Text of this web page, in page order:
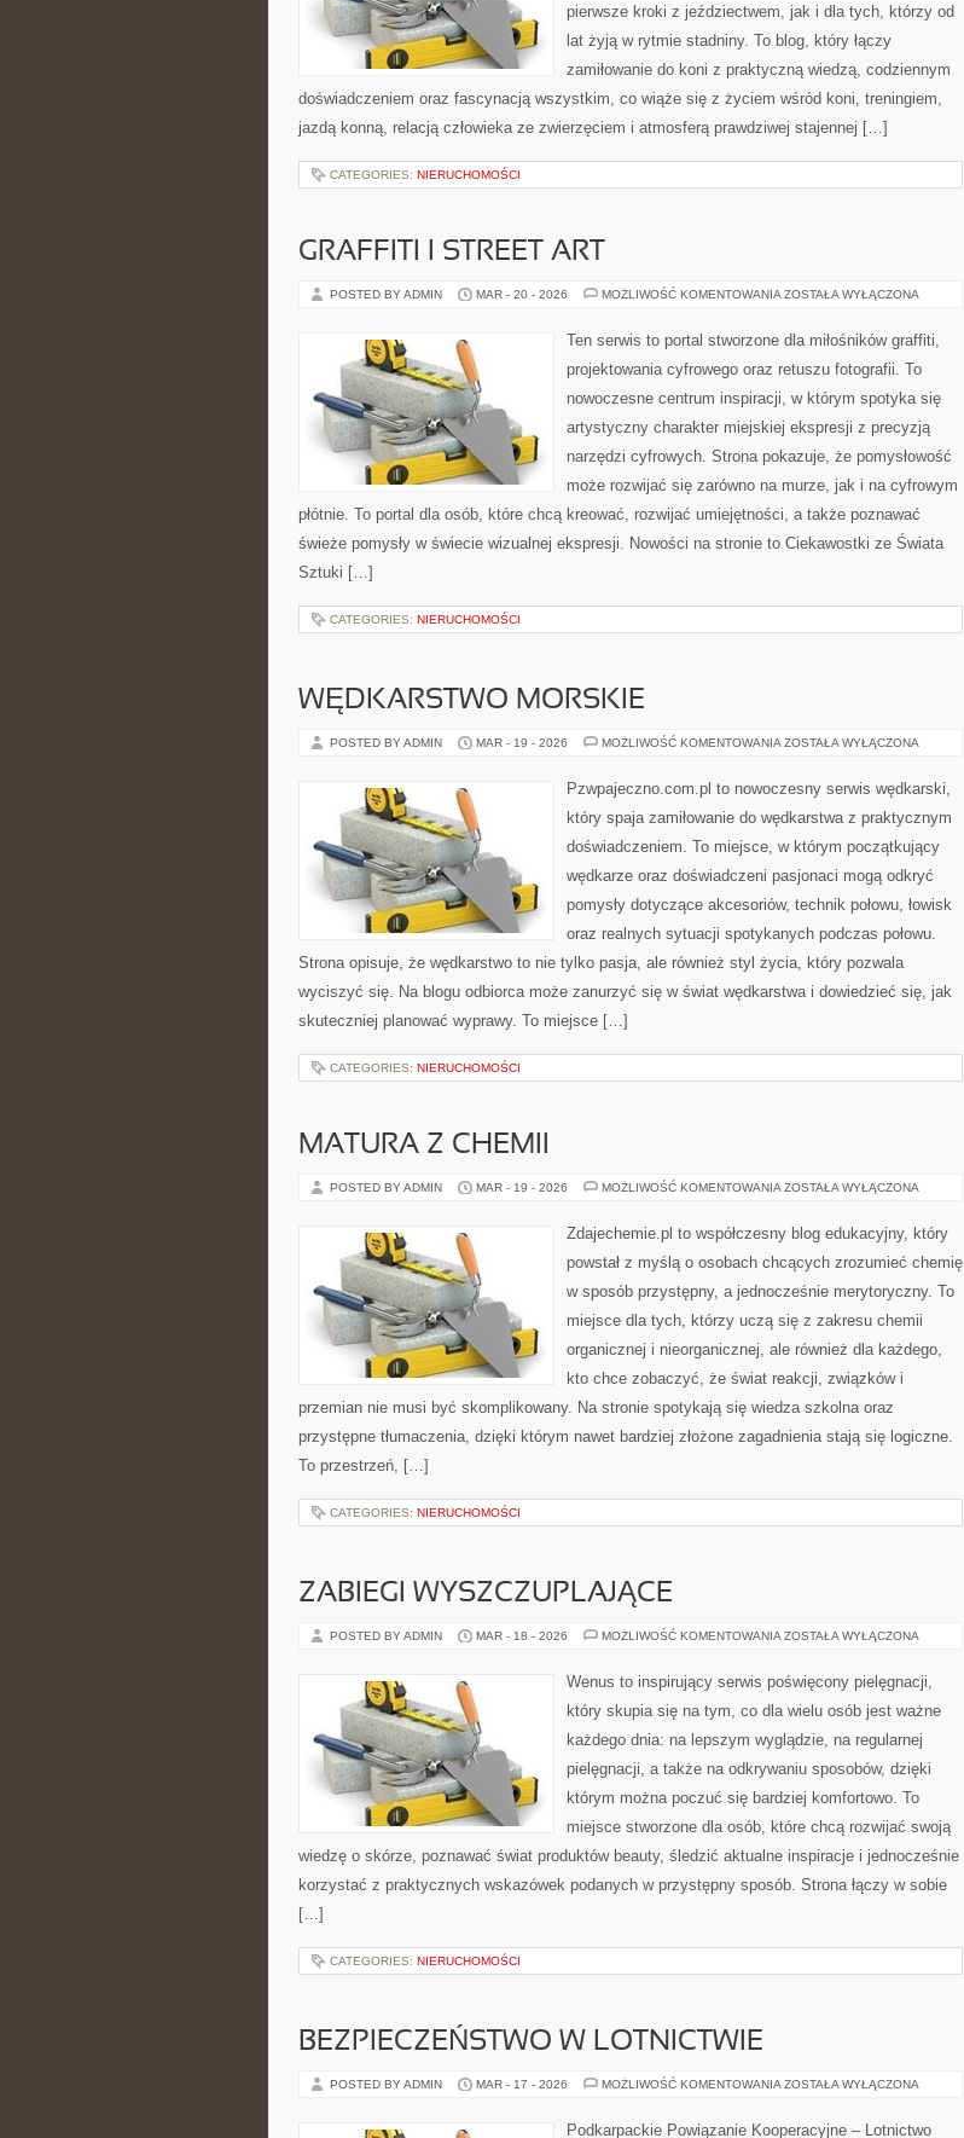
pierwsze kroki z jeździectwem, jak i dla tych, którzy od
lat żyją w rytmie stadniny. To blog, który łączy
zamiłowanie do koni z praktyczną wiedzą, codziennym
doświadczeniem oraz fascynacją wszystkim, co wiąże się z życiem wśród koni, treningiem,
jazdą konną, relacją człowieka ze zwierzęciem i atmosferą prawdziwej stajennej […]
CATEGORIES: NIERUCHOMOŚCI
GRAFFITI I STREET ART
POSTED BY ADMIN MAR - 20 - 2026 MOŻLIWOŚĆ KOMENTOWANIA GRAFFITI
ART
ZOSTAŁA WYŁĄCZONA
Ten serwis to portal stworzone dla miłośników graffiti,
projektowania cyfrowego oraz retuszu fotografii. To
nowoczesne centrum inspiracji, w którym spotyka się
artystyczny charakter miejskiej ekspresji z precyzją
narzędzi cyfrowych. Strona pokazuje, że pomysłowość
może rozwijać się zarówno na murze, jak i na cyfrowym
płótnie. To portal dla osób, które chcą kreować, rozwijać umiejętności, a także poznawać
świeże pomysły w świecie wizualnej ekspresji. Nowości na stronie to Ciekawostki ze Świata
Sztuki […]
CATEGORIES: NIERUCHOMOŚCI
WĘDKARSTWO MORSKIE
POSTED BY ADMIN MAR - 19 - 2026 MOŻLIWOŚĆ KOMENTOWANIA WĘDKARSTWO
ZOSTAŁA WYŁĄCZONA
Pzwpajeczno.com.pl to nowoczesny serwis wędkarski,
który spaja zamiłowanie do wędkarstwa z praktycznym
doświadczeniem. To miejsce, w którym początkujący
wędkarze oraz doświadczeni pasjonaci mogą odkryć
pomysły dotyczące akcesoriów, technik połowu, łowisk
oraz realnych sytuacji spotykanych podczas połowu.
Strona opisuje, że wędkarstwo to nie tylko pasja, ale również styl życia, który pozwala
wyciszyć się. Na blogu odbiorca może zanurzyć się w świat wędkarstwa i dowiedzieć się, jak
skuteczniej planować wyprawy. To miejsce […]
CATEGORIES: NIERUCHOMOŚCI
MATURA Z CHEMII
POSTED BY ADMIN MAR - 19 - 2026 MOŻLIWOŚĆ KOMENTOWANIA MATURA
ZOSTAŁA WYŁĄCZONA
Zdajechemie.pl to współczesny blog edukacyjny, który
powstał z myślą o osobach chcących zrozumieć chemię
w sposób przystępny, a jednocześnie merytoryczny. To
miejsce dla tych, którzy uczą się z zakresu chemii
organicznej i nieorganicznej, ale również dla każdego,
kto chce zobaczyć, że świat reakcji, związków i
przemian nie musi być skomplikowany. Na stronie spotykają się wiedza szkolna oraz
przystępne tłumaczenia, dzięki którym nawet bardziej złożone zagadnienia stają się logiczne.
To przestrzeń, […]
CATEGORIES: NIERUCHOMOŚCI
ZABIEGI WYSZCZUPLAJĄCE
POSTED BY ADMIN MAR - 18 - 2026 MOŻLIWOŚĆ KOMENTOWANIA ZABIEGI
ZOSTAŁA WYŁĄCZONA
Wenus to inspirujący serwis poświęcony pielęgnacji,
który skupia się na tym, co dla wielu osób jest ważne
każdego dnia: na lepszym wyglądzie, na regularnej
pielęgnacji, a także na odkrywaniu sposobów, dzięki
którym można poczuć się bardziej komfortowo. To
miejsce stworzone dla osób, które chcą rozwijać swoją
wiedzę o skórze, poznawać świat produktów beauty, śledzić aktualne inspiracje i jednocześnie
korzystać z praktycznych wskazówek podanych w przystępny sposób. Strona łączy w sobie
[…]
CATEGORIES: NIERUCHOMOŚCI
BEZPIECZEŃSTWO W LOTNICTWIE
POSTED BY ADMIN MAR - 17 - 2026 MOŻLIWOŚĆ KOMENTOWANIA BEZPIECZEŃSTWO
ZOSTAŁA WYŁĄCZONA
Podkarpackie Powiązanie Kooperacyjne – Lotnictwo